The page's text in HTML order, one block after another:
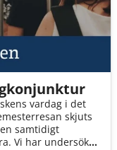
vardag i det
skjuts
samtidigt
Vi har undersökt